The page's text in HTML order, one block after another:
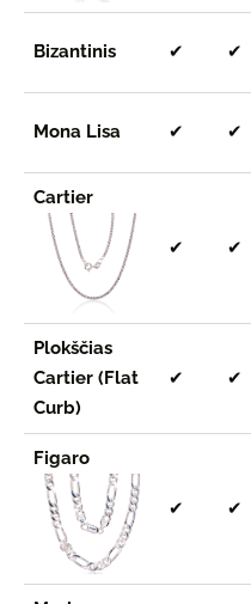
Bizantinis ✔ ✔
Mona Lisa ✔ ✔
Cartier
✔ ✔
Plokščias
Cartier (Flat
Curb)
✔ ✔
Figaro
✔ ✔